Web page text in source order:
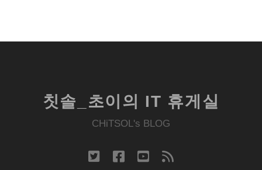
칫솔_초이의 IT 휴게실
CHiTSOL's BLOG
twitter facebook
youtube
rss